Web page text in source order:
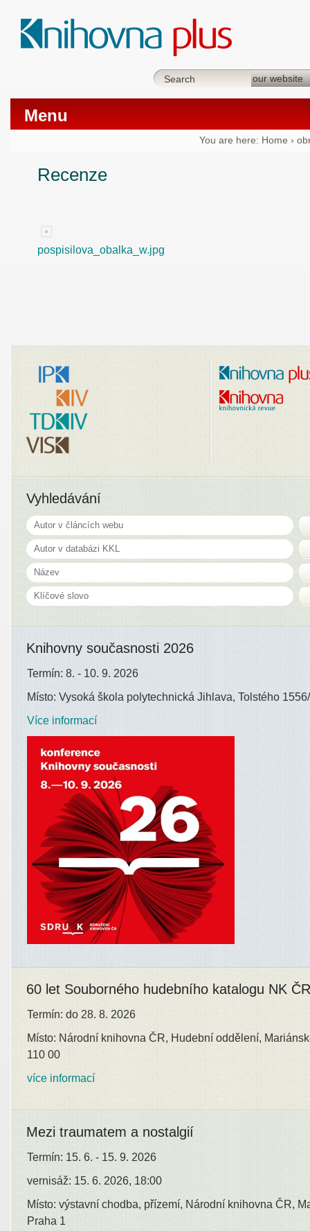
Menu
You are here: Home ›
Recenze
pospisilova_obalka_w.jpg
Vyhledávání
Knihovny současnosti 2026
Termín: 8. - 10. 9. 2026
Místo: Vysoká škola polytechnická Jihlava, Tolstého
Více informací
60 let Souborného hudebního katalogu NK ČR
Termín: do 28. 8. 2026
Místo: Národní knihovna ČR, Hudební oddělení,
110 00
více informací
Mezi traumatem a nostalgií
Termín: 15. 6. - 15. 9. 2026
vernisáž: 15. 6. 2026, 18:00
Místo: výstavní chodba, přízemí, Národní knihovna ČR,
Praha 1